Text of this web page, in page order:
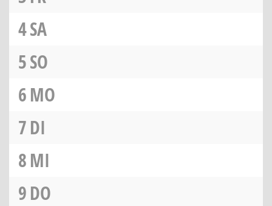
4SA
5SO
6MO
7DI
8MI
9DO